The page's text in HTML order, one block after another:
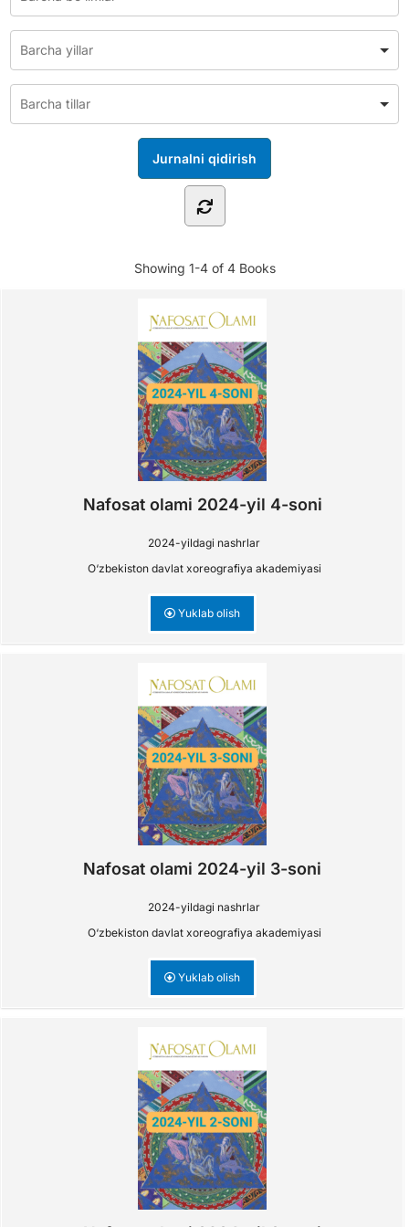
Showing 1-4 of 4Books
Nafosat olami 2024-yil 4-soni
2024-yildagi nashrlar
O‘zbekiston davlat xoreografiya akademiyasi
Yuklab olish
Nafosat olami 2024-yil 3-soni
2024-yildagi nashrlar
O‘zbekiston davlat xoreografiya akademiyasi
Yuklab olish